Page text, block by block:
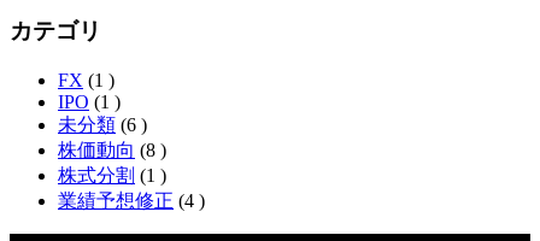
カテゴリ
FX (1 )
IPO (1 )
未分類 (6 )
株価動向 (8 )
株式分割 (1 )
業績予想修正 (4 )